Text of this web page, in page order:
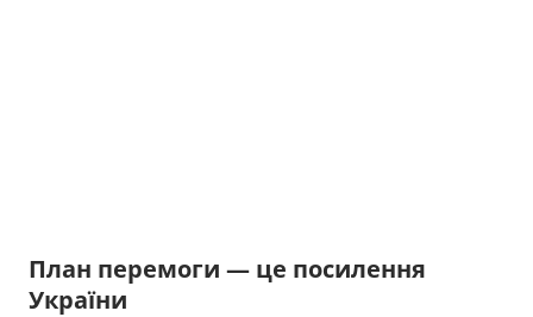
План перемоги — це посилення
України